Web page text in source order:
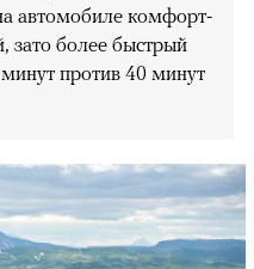
автомобиле комфорт-
зато более быстрый
против 40 минут